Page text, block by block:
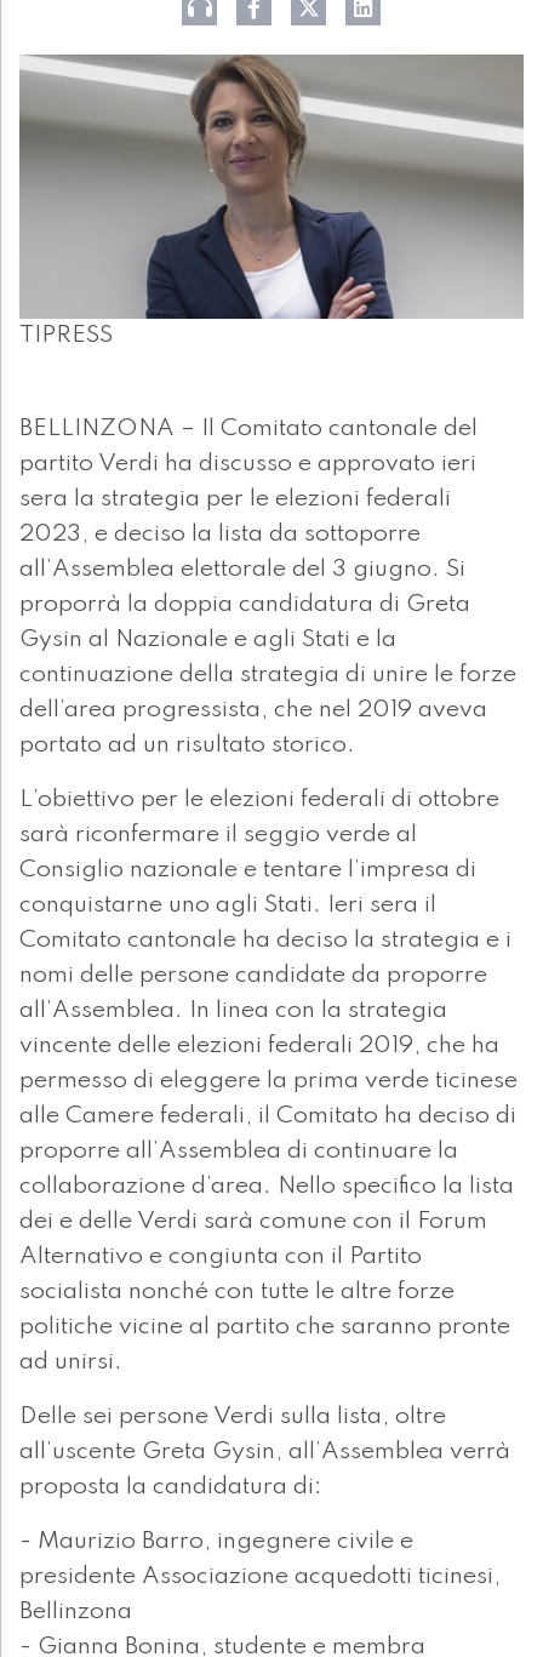
TIPRESS
BELLINZONA – Il Comitato cantonale del
partito Verdi ha discusso e approvato ieri
sera la strategia per le elezioni federali
2023, e deciso la lista da sottoporre
all’Assemblea elettorale del 3 giugno. Si
proporrà la doppia candidatura di Greta
Gysin al Nazionale e agli Stati e la
continuazione della strategia di unire le forze
dell’area progressista, che nel 2019 aveva
portato ad un risultato storico.
L’obiettivo per le elezioni federali di ottobre
sarà riconfermare il seggio verde al
Consiglio nazionale e tentare l’impresa di
conquistarne uno agli Stati. Ieri sera il
Comitato cantonale ha deciso la strategia e i
nomi delle persone candidate da proporre
all’Assemblea. In linea con la strategia
vincente delle elezioni federali 2019, che ha
permesso di eleggere la prima verde ticinese
alle Camere federali, il Comitato ha deciso di
proporre all’Assemblea di continuare la
collaborazione d’area. Nello specifico la lista
dei e delle Verdi sarà comune con il Forum
Alternativo e congiunta con il Partito
socialista nonché con tutte le altre forze
politiche vicine al partito che saranno pronte
ad unirsi.
Delle sei persone Verdi sulla lista, oltre
all’uscente Greta Gysin, all’Assemblea verrà
proposta la candidatura di:
- Maurizio Barro, ingegnere civile e
presidente Associazione acquedotti ticinesi,
Bellinzona
- Gianna Bonina, studente e membra